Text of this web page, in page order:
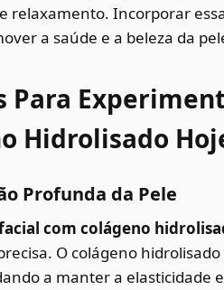
relaxamento. Incorporar
a saúde e a beleza da
Para
Hidrolisado
Profunda da Pele
com colágeno
O colágeno
a manter a elasticidade